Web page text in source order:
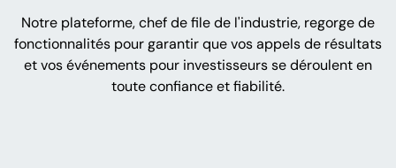
Notre plateforme, chef de file de l'industrie, regorge de
fonctionnalités pour garantir que vos appels de résultats
et vos événements pour investisseurs se déroulent en
toute confiance et fiabilité.